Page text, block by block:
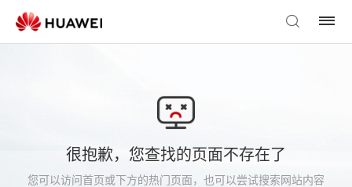
很抱歉，您查找的页面不存在了
您可以访问首页或下方的热门页面，也可以尝试搜索网站内容